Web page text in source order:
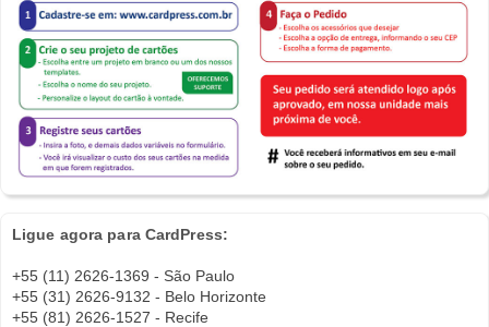
Ligue agora para CardPress:
+55 (11) 2626-1369 - São Paulo
+55 (31) 2626-9132 - Belo Horizonte
+55 (81) 2626-1527 - Recife